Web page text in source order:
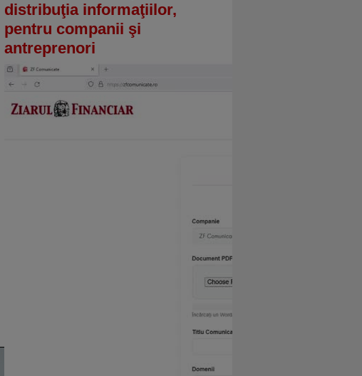
distribuţia informaţiilor,
pentru companii şi
antreprenori